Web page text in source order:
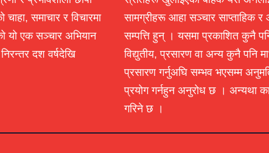
चाहा, समाचार र विचारमा
यो एक सञ्चार अभियान
दश वर्षदेखि
सामग्रीहरू आहा सञ्चार साप्ताहिक
सम्पत्ति हुन् । यसमा प्रकाशित कुनै
विद्युतीय, प्रसारण वा अन्य कुनै पनि
प्रसारण गर्नुअघि सम्भव भएसम्म
प्रयोग गर्नहुन अनुरोध छ । अन्यथा
गरिने छ ।